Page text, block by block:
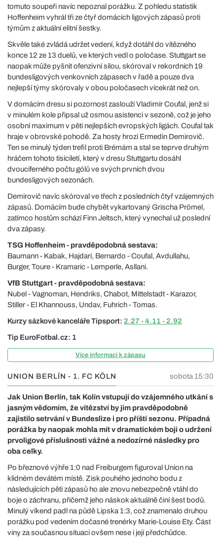
tomuto soupeři navíc nepoznal porážku. Z pohledu statistik
Hoffenheim vyhrál tři ze čtyř domácích ligových zápasů proti
týmům z aktuální elitní šestky.
Skvěle také zvládá udržet vedení, když dotáhl do vítězného
konce 12 ze 13 duelů, ve kterých vedl o poločase. Stuttgart se
naopak může pyšnit ofenzivní silou, skóroval v rekordních 19
bundesligových venkovních zápasech v řadě a pouze dva
nejlepší týmy skórovaly v obou poločasech vícekrát než on.
V domácím dresu si pozornost zaslouží Vladimír Coufal, jenž si
v minulém kole připsal už osmou asistenci v sezoně, což je jeho
osobní maximum v pěti nejlepších evropských ligách. Coufal tak
hraje v obrovské pohodě. Za hosty hrozí Ermedin Demirovič.
Ten se minulý týden trefil proti Brémám a stal se teprve druhým
hráčem tohoto tisíciletí, který v dresu Stuttgartu dosáhl
dvouciferného počtu gólů ve svých prvních dvou
bundesligových sezonách.
Demirovič navíc skóroval ve třech z posledních čtyř vzájemných
zápasů. Domácím bude chybět vykartovaný Grischa Prömel,
zatímco hostům schází Finn Jeltsch, který vynechal už poslední
dva zápasy.
TSG Hoffenheim - pravděpodobná sestava:
Baumann - Kabak, Hajdari, Bernardo - Coufal, Avdullahu,
Burger, Toure - Kramaric - Lemperle, Asllani.
VfB Stuttgart - pravděpodobná sestava:
Nubel - Vagnoman, Hendriks, Chabot, Mittelstadt - Karazor,
Stiller - El Khannouss, Undav, Fuhrich - Tomas.
Kurzy sázkové kanceláře Tipsport: 2.27 - 4.11 - 2.92
Tip EuroFotbal.cz: 1
Více informací k zápasu
UNION BERLÍN - 1. FC KÖLN sobota 15:30
Jak Union Berlín, tak Kolín vstupují do vzájemného utkání s
jasným vědomím, že vítězství by jim pravděpodobně
zajistilo setrvání v Bundeslize i pro příští sezonu. Případná
porážka by naopak mohla mít v dramatickém boji o udržení
prvoligové příslušnosti vážné a nedozírné následky pro
oba celky.
Po březnové výhře 1:0 nad Freiburgem figuroval Union na
klidném devátém místě. Zisk pouhého jednoho bodu z
následujících pěti zápasů ho ale znovu nebezpečně vtáhl do
boje o záchranu, přičemž jeho náskok aktuálně činí šest bodů.
Minulý víkend padl na půdě Lipska 1:3, což znamenalo druhou
porážku pod vedením dočasné trenérky Marie-Louise Ety. Část
viny za současnou situaci ovšem nese i její předchůdce.